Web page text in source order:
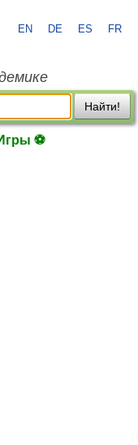
EN DE ES FR
Найти!
⚽